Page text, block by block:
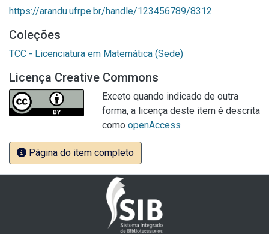
https://arandu.ufrpe.br/handle/123456789/8312
Coleções
TCC - Licenciatura em Matemática (Sede)
Licença Creative Commons
Exceto quando indicado de outra
forma, a licença deste item é descrita
como openAccess
Página do item completo